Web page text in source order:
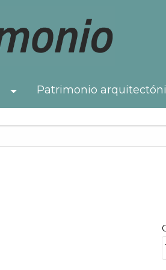
Toggle Dropdown
Patrimonio